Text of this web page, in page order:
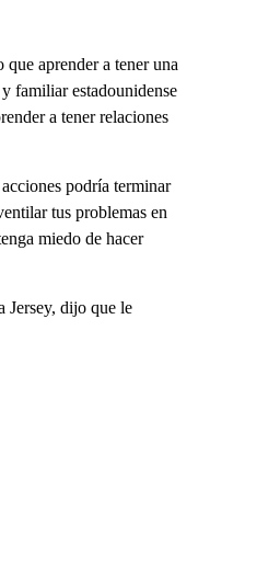
aprender a tener una
familiar estadounidense
a tener relaciones
podría terminar
tus problemas en
miedo de hacer
Jersey, dijo que le